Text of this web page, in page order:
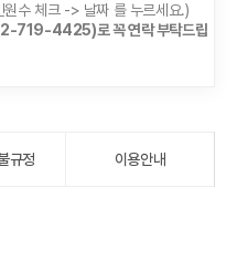
수 체크 -> 날짜 를 누르세요.)
719-4425)로 꼭 연락 부탁드립
규정 이용안내